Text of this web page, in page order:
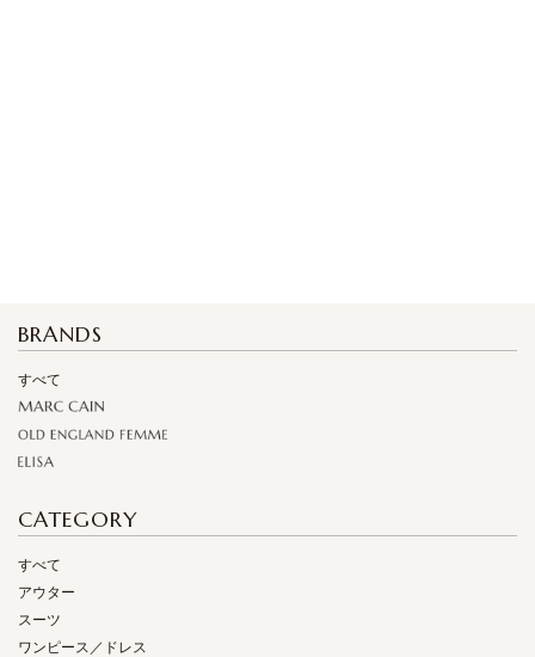
BRANDS
すべて
CATEGORY
すべて
アウター
スーツ
ワンピース／ドレス